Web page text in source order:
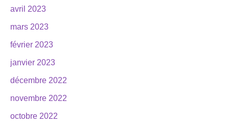
avril 2023
mars 2023
février 2023
janvier 2023
décembre 2022
novembre 2022
octobre 2022